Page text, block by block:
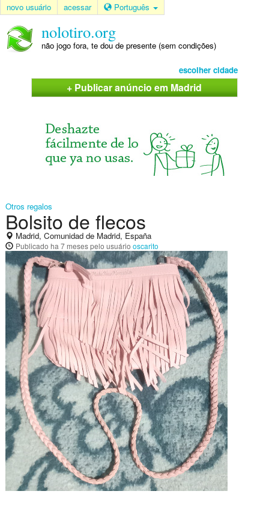
novo usuário acessar Português
nolotiro.org
não jogo fora, te dou de presente (sem condições)
escolher cidade
+ Publicar anúncio em Madrid
Otros regalos
Bolsito de flecos
Madrid, Comunidad de Madrid, España
Publicado ha 7 mesespelo usuário oscarito